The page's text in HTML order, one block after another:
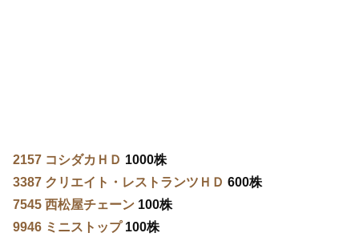
2157 コシダカＨＤ 1000株
3387 クリエイト・レストランツＨＤ 600株
7545 西松屋チェーン 100株
9946 ミニストップ 100株